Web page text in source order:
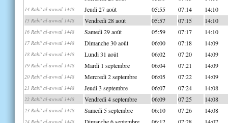
14 Rabi' al-awwal 1448 Jeudi 27 août 05:55 07:14 14:10
15 Rabi' al-awwal 1448 Vendredi 28 août 05:57 07:15 14:10
16 Rabi' al-awwal 1448 Samedi 29 août 05:59 07:17 14:10
17 Rabi' al-awwal 1448 Dimanche 30 août 06:00 07:18 14:09
18 Rabi' al-awwal 1448 Lundi 31 août 06:02 07:20 14:09
19 Rabi' al-awwal 1448 Mardi 1 septembre 06:04 07:21 14:09
20 Rabi' al-awwal 1448 Mercredi 2 septembre 06:05 07:22 14:09
21 Rabi' al-awwal 1448 Jeudi 3 septembre 06:07 07:24 14:08
22 Rabi' al-awwal 1448 Vendredi 4 septembre 06:09 07:25 14:08
23 Rabi' al-awwal 1448 Samedi 5 septembre 06:10 07:26 14:08
24 Rabi' al-awwal 1448